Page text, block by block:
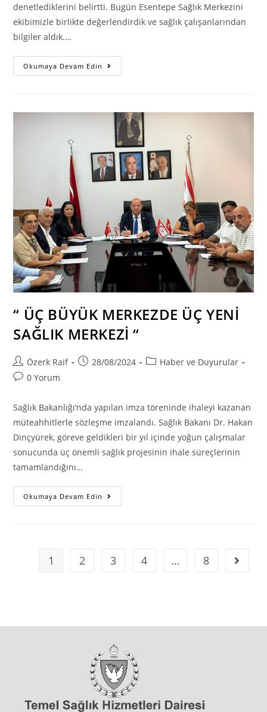
denetlediklerini belirtti. Bugün Esentepe Sağlık Merkezini
ekibimizle birlikte değerlendirdik ve sağlık çalışanlarından
bilgiler aldık.…
Okumaya Devam Edin Dr.
Hakan
Ziyarette
Bulundu
“ ÜÇ BÜYÜK MERKEZDE ÜÇ YENİ
SAĞLIK MERKEZİ “
Post
author:
Özerk Raif
Post28/08/2024
PostHaber ve Duyurular
Post0 Yorum
Sağlık Bakanlığı’nda yapılan imza töreninde ihaleyi kazanan
müteahhitlerle sözleşme imzalandı. Sağlık Bakanı Dr. Hakan
Dinçyürek, göreve geldikleri bir yıl içinde yoğun çalışmalar
sonucunda üç önemli sağlık projesinin ihale süreçlerinin
tamamlandığını…
Okumaya Devam Edin
ÜÇ
MERKEZİ
1 2 3 4 … 8 Go to